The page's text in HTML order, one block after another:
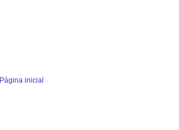
Página inicial